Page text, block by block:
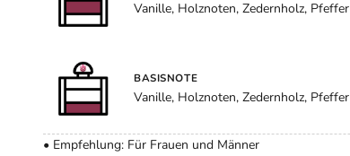
Vanille, Holznoten, Zedernholz, Pfeffer
BASISNOTE
Vanille, Holznoten, Zedernholz, Pfeffer
• Empfehlung: Für Frauen und Männer